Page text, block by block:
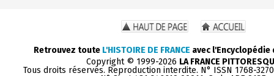
Retrouvez toute L'HISTOIRE DE FRANCE avec
Copyright © 1999-2026 LA FRANCE
Tous droits réservés. Reproduction interdite. N° ISSN 1768-